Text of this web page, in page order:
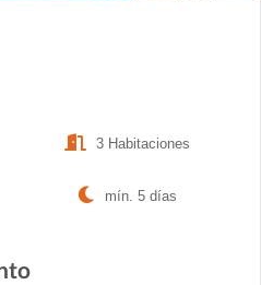
3 Habitaciones
mín. 5 días